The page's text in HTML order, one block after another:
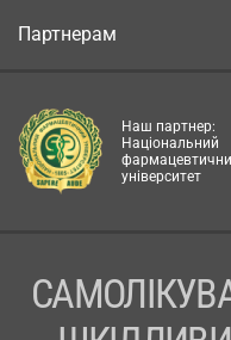
Партнерам
Наш партнер:
Національний
університет